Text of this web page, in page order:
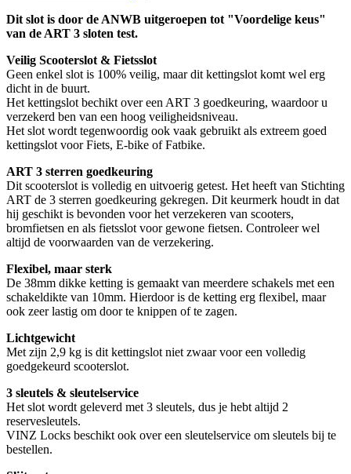
Dit slot is door de ANWB uitgeroepen tot "Voordelige keus"
van de ART 3 sloten test.
Veilig Scooterslot & Fietsslot
Geen enkel slot is 100% veilig, maar dit kettingslot komt wel erg
dicht in de buurt.
Het kettingslot bechikt over een ART 3 goedkeuring, waardoor u
verzekerd ben van een hoog veiligheidsniveau.
Het slot wordt tegenwoordig ook vaak gebruikt als extreem goed
kettingslot voor Fiets, E-bike of Fatbike.
ART 3 sterren goedkeuring
Dit scooterslot is volledig en uitvoerig getest. Het heeft van Stichting
ART de 3 sterren goedkeuring gekregen. Dit keurmerk houdt in dat
hij geschikt is bevonden voor het verzekeren van scooters,
bromfietsen en als fietsslot voor gewone fietsen. Controleer wel
altijd de voorwaarden van de verzekering.
Flexibel, maar sterk
De 38mm dikke ketting is gemaakt van meerdere schakels met een
schakeldikte van 10mm. Hierdoor is de ketting erg flexibel, maar
ook zeer lastig om door te knippen of te zagen.
Lichtgewicht
Met zijn 2,9 kg is dit kettingslot niet zwaar voor een volledig
goedgekeurd scooterslot.
3 sleutels & sleutelservice
Het slot wordt geleverd met 3 sleutels, dus je hebt altijd 2
reservesleutels.
VINZ Locks beschikt ook over een sleutelservice om sleutels bij te
bestellen.